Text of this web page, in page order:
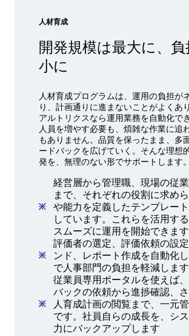
人材育成
開発規模は最大に、
小に
人材育成プログラムは、運用の負担が
り、計画通りに進まないことがよくあ
アルトリクスなら運用業務を自動化で
人員を増やす必要も、煩雑な作業に追
もありません。品質を保ったまま、多
ードバックを広げていく。そんな理想
発を、無理のない形でサポートします。
経営層から管理職、現場の従
まで、それぞれの役割に求め
や能力を定義したテンプレー
しています。これらを活用する
スムーズに運用を開始できます
評価者の選定、評価依頼の設
ンド、レポート作成を自動化
で人事部門の負担を軽減します
従業員専用ポータルを使えば
バックの依頼から進捗確認、
人育成計画の閲覧まで、一元
です。社員自らの成長を、シ
力にバックアップします